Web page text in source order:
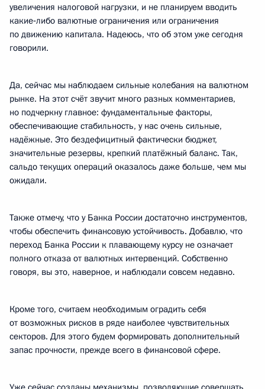
увеличения налоговой нагрузки, и не планируем вводить
какие‑либо валютные ограничения или ограничения
по движению капитала. Надеюсь, что об этом уже сегодня
говорили.
Да, сейчас мы наблюдаем сильные колебания на валютном
рынке. На этот счёт звучит много разных комментариев,
но подчеркну главное: фундаментальные факторы,
обеспечивающие стабильность, у нас очень сильные,
надёжные. Это бездефицитный фактически бюджет,
значительные резервы, крепкий платёжный баланс. Так,
сальдо текущих операций оказалось даже больше, чем мы
ожидали.
Также отмечу, что у Банка России достаточно инструментов,
чтобы обеспечить финансовую устойчивость. Добавлю, что
переход Банка России к плавающему курсу не означает
полного отказа от валютных интервенций. Собственно
говоря, вы это, наверное, и наблюдали совсем недавно.
Кроме того, считаем необходимым оградить себя
от возможных рисков в ряде наиболее чувствительных
секторов. Для этого будем формировать дополнительный
запас прочности, прежде всего в финансовой сфере.